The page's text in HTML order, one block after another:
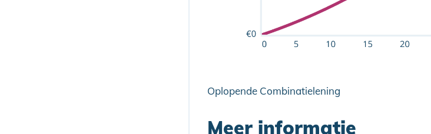
Oplopende Combinatielening
Meer informatie